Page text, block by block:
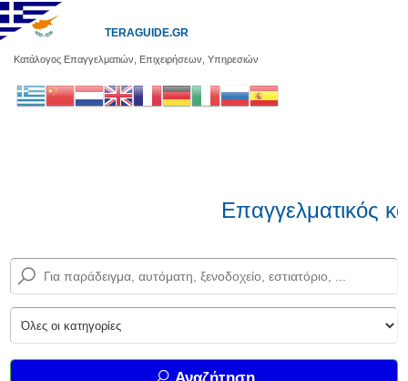
Κατάλογος Επαγγελματιών, Επιχειρήσεων, Υπηρεσιών
TERAGUIDE.GR
Επαγγελματικός